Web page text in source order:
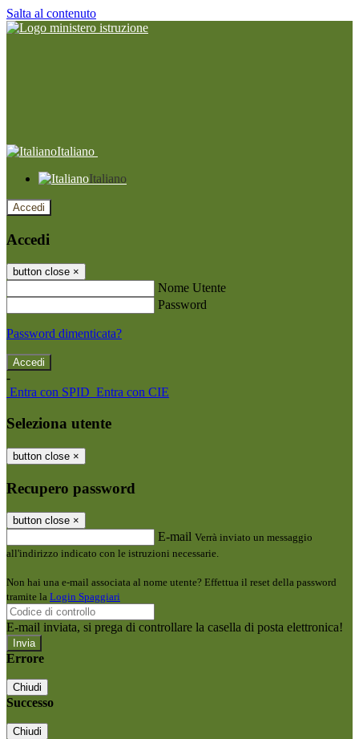
Salta al contenuto
Italiano
Italiano
Accedi
Accedi
button close ×
Nome Utente
Password
Password dimenticata?
-
Entra con SPID Entra con CIE
Seleziona utente
button close ×
Recupero password
button close ×
E-mail Verrà inviato un messaggio
all'indirizzo indicato con le istruzioni necessarie.
Non hai una e-mail associata al nome utente? Effettua il reset della password
tramite la Login Spaggiari
E-mail inviata, si prega di controllare la casella di posta elettronica!
Errore
Chiudi
Successo
Chiudi